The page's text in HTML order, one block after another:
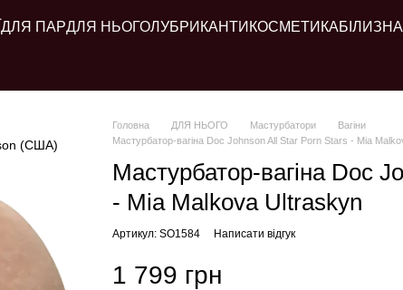
ДЛЯ ПАРДЛЯ НЬОГОЛУБРИКАНТИ КОСМЕТИКАБІЛИЗНА
Головна ДЛЯ НЬОГО Мастурбатори
Вагіни
Мастурбатор-вагіна Doc Johnson All Star Porn Stars - Mia
Мастурбатор-вагіна Doc
- Mia Malkova Ultraskyn
Артикул: SO1584 Написати відгук
1 799 грн